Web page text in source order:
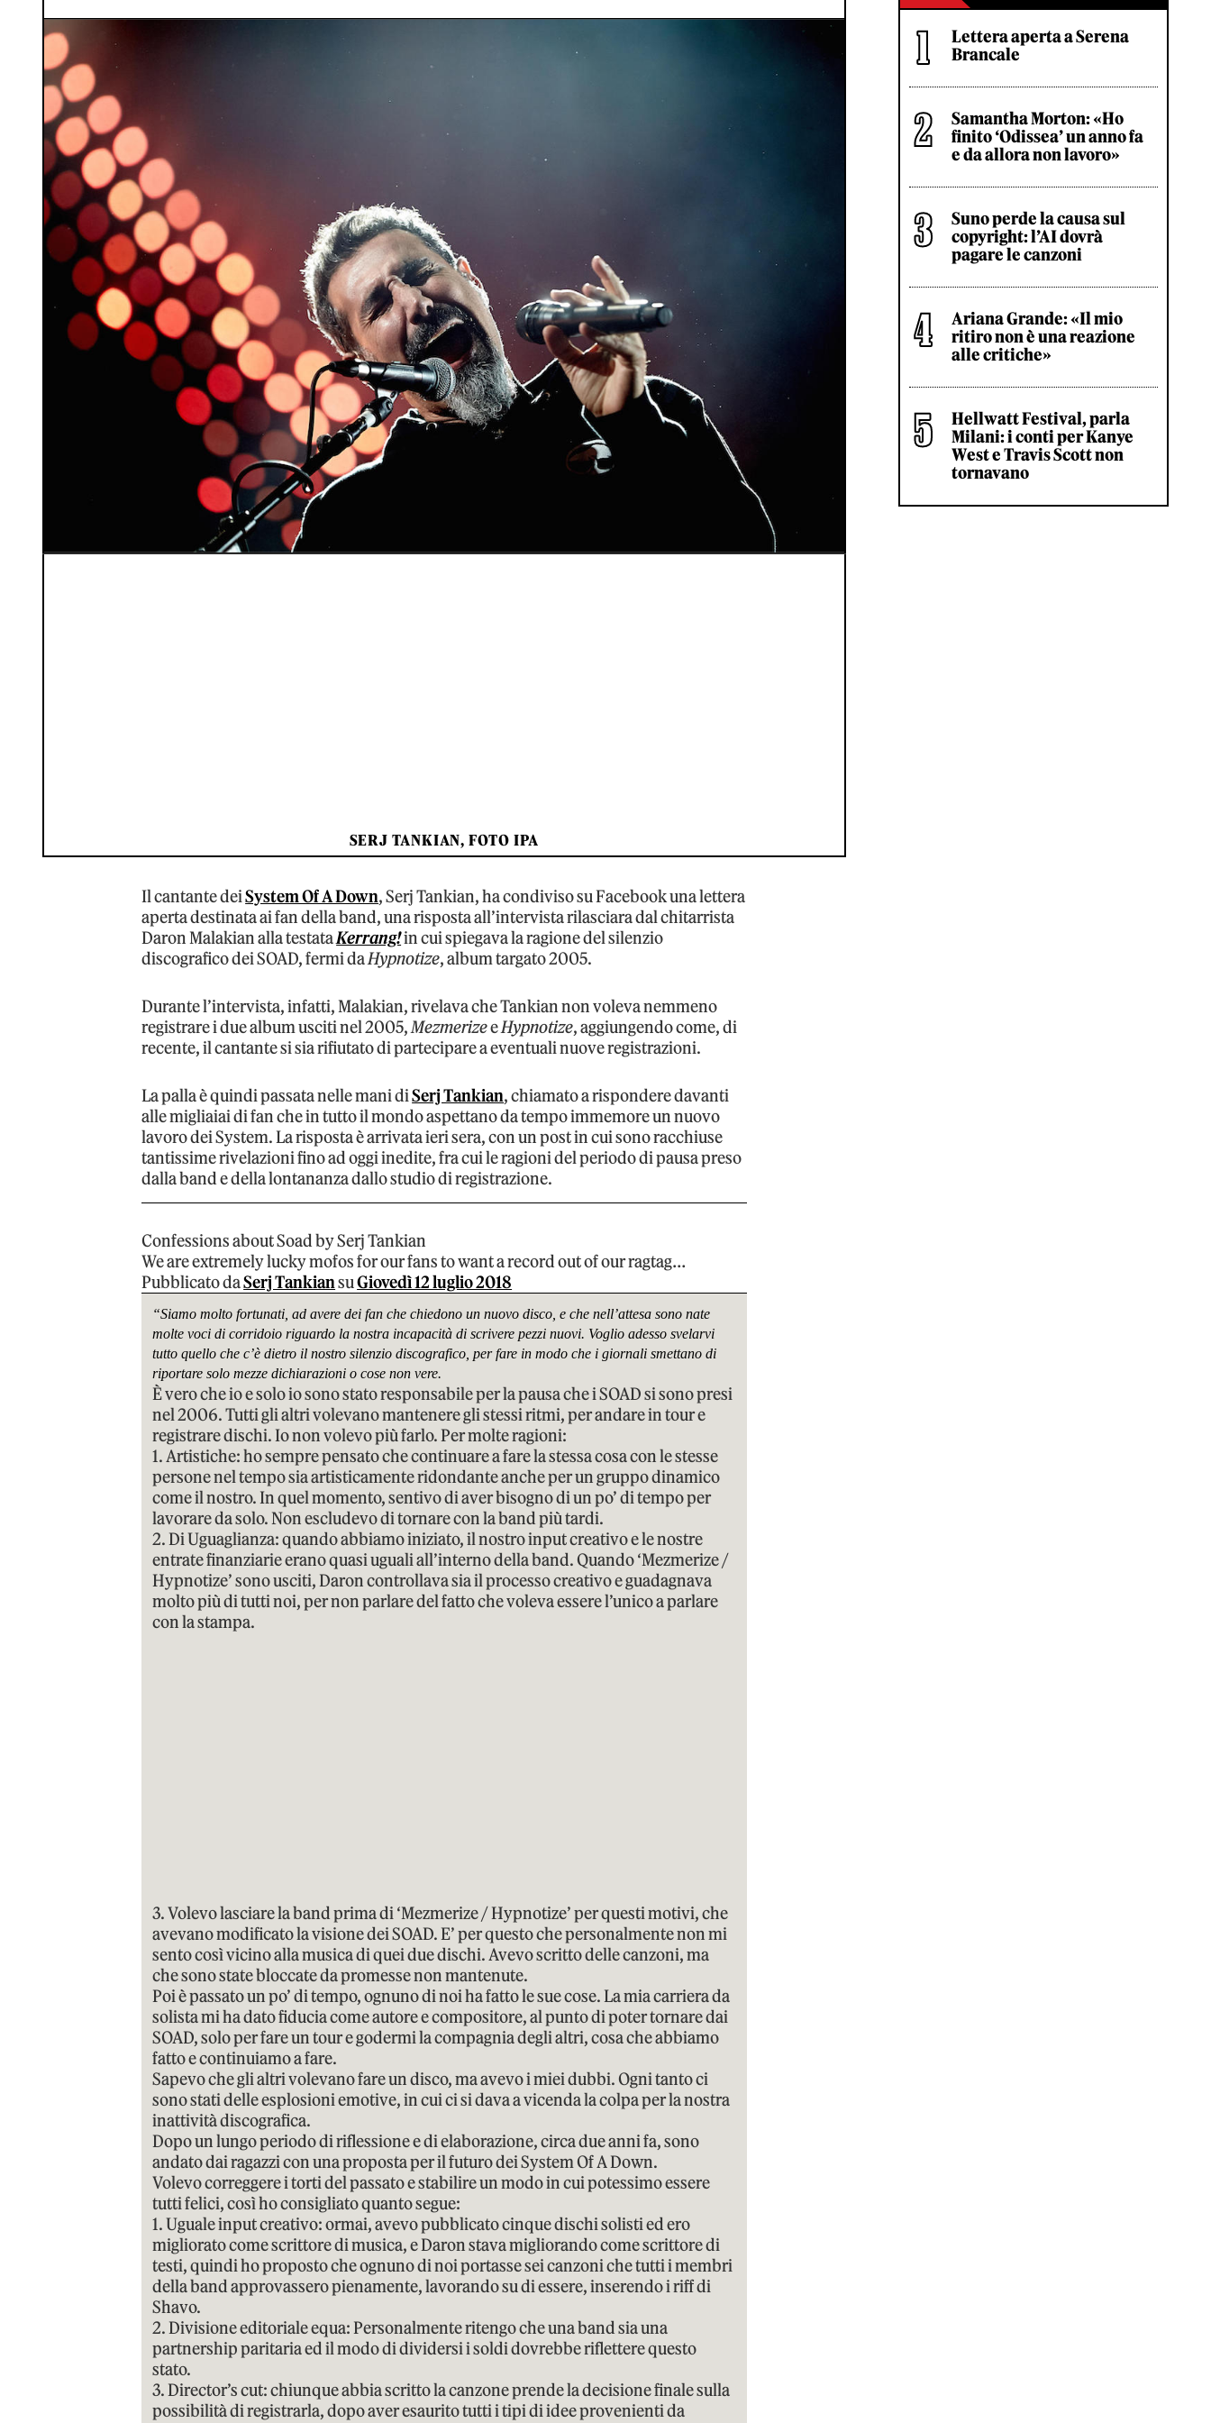
SERJ TANKIAN, FOTO IPA
Il cantante deiSystem Of A Down, Serj Tankian, ha condiviso su Facebook una lettera
aperta destinata ai fan della band, una risposta all’intervista rilasciara dal chitarrista
Daron Malakian alla testataKerrang!in cui spiegava la ragione del silenzio
discografico dei SOAD, fermi daHypnotize, album targato 2005.
Durante l’intervista, infatti, Malakian, rivelava che Tankian non voleva nemmeno
registrare i due album usciti nel 2005,MezmerizeeHypnotize, aggiungendo come, di
recente, il cantante si sia rifiutato di partecipare a eventuali nuove registrazioni.
La palla è quindi passata nelle mani diSerj Tankian, chiamato a rispondere davanti
alle migliaiai di fan che in tutto il mondo aspettano da tempo immemore un nuovo
lavoro dei System. La risposta è arrivata ieri sera, con un post in cui sono racchiuse
tantissime rivelazioni fino ad oggi inedite, fra cui le ragioni del periodo di pausa preso
dalla band e della lontananza dallo studio di registrazione.
Confessions about Soad by Serj Tankian
We are extremely lucky mofos for our fans to want a record out of our ragtag…
Pubblicato daSerj TankiansuGiovedì 12 luglio 2018
“Siamo molto fortunati, ad avere dei fan che chiedono un nuovo disco, e che nell’attesa sono nate
molte voci di corridoio riguardo la nostra incapacità di scrivere pezzi nuovi. Voglio adesso svelarvi
tutto quello che c’è dietro il nostro silenzio discografico, per fare in modo che i giornali smettano di
riportare solo mezze dichiarazioni o cose non vere.
È vero che io e solo io sono stato responsabile per la pausa che i SOAD si sono presi
nel 2006. Tutti gli altri volevano mantenere gli stessi ritmi, per andare in tour e
registrare dischi. Io non volevo più farlo. Per molte ragioni:
1. Artistiche: ho sempre pensato che continuare a fare la stessa cosa con le stesse
persone nel tempo sia artisticamente ridondante anche per un gruppo dinamico
come il nostro. In quel momento, sentivo di aver bisogno di un po’ di tempo per
lavorare da solo. Non escludevo di tornare con la band più tardi.
2. Di Uguaglianza: quando abbiamo iniziato, il nostro input creativo e le nostre
entrate finanziarie erano quasi uguali all’interno della band. Quando ‘Mezmerize /
Hypnotize’ sono usciti, Daron controllava sia il processo creativo e guadagnava
molto più di tutti noi, per non parlare del fatto che voleva essere l’unico a parlare
con la stampa.
3. Volevo lasciare la band prima di ‘Mezmerize / Hypnotize’ per questi motivi, che
avevano modificato la visione dei SOAD. E’ per questo che personalmente non mi
sento così vicino alla musica di quei due dischi. Avevo scritto delle canzoni, ma
che sono state bloccate da promesse non mantenute.
Poi è passato un po’ di tempo, ognuno di noi ha fatto le sue cose. La mia carriera da
solista mi ha dato fiducia come autore e compositore, al punto di poter tornare dai
SOAD, solo per fare un tour e godermi la compagnia degli altri, cosa che abbiamo
fatto e continuiamo a fare.
Sapevo che gli altri volevano fare un disco, ma avevo i miei dubbi. Ogni tanto ci
sono stati delle esplosioni emotive, in cui ci si dava a vicenda la colpa per la nostra
inattività discografica.
Dopo un lungo periodo di riflessione e di elaborazione, circa due anni fa, sono
andato dai ragazzi con una proposta per il futuro dei System Of A Down.
Volevo correggere i torti del passato e stabilire un modo in cui potessimo essere
tutti felici, così ho consigliato quanto segue:
1. Uguale input creativo: ormai, avevo pubblicato cinque dischi solisti ed ero
migliorato come scrittore di musica, e Daron stava migliorando come scrittore di
testi, quindi ho proposto che ognuno di noi portasse sei canzoni che tutti i membri
della band approvassero pienamente, lavorando su di essere, inserendo i riff di
Shavo.
2. Divisione editoriale equa: Personalmente ritengo che una band sia una
partnership paritaria ed il modo di dividersi i soldi dovrebbe riflettere questo
stato.
3. Director’s cut: chiunque abbia scritto la canzone prende la decisione finale sulla
possibilità di registrarla, dopo aver esaurito tutti i tipi di idee provenienti da
Lettera aperta a Serena
Brancale
Samantha Morton: «Ho
finito ‘Odissea’ un anno fa
e da allora non lavoro»
Suno perde la causa sul
copyright: l’AI dovrà
pagare le canzoni
Ariana Grande: «Il mio
ritiro non è una reazione
alle critiche»
Hellwatt Festival, parla
Milani: i conti per Kanye
West e Travis Scott non
tornavano